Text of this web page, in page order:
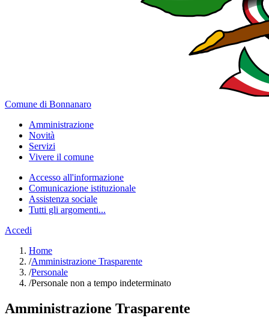
Comune di Bonnanaro
Amministrazione
Novità
Servizi
Vivere il comune
Accesso all'informazione
Comunicazione istituzionale
Assistenza sociale
Tutti gli argomenti...
Accedi
Home
/Amministrazione Trasparente
/Personale
/Personale non a tempo indeterminato
Amministrazione Trasparente